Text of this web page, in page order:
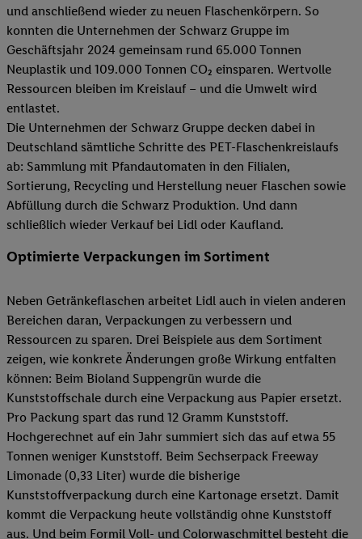
und anschließend wieder zu neuen Flaschenkörpern. So
konnten die Unternehmen der Schwarz Gruppe im
Geschäftsjahr 2024 gemeinsam rund 65.000 Tonnen
Neuplastik und 109.000 Tonnen CO₂ einsparen. Wertvolle
Ressourcen bleiben im Kreislauf – und die Umwelt wird
entlastet.
Die Unternehmen der Schwarz Gruppe decken dabei in
Deutschland sämtliche Schritte des PET-Flaschenkreislaufs
ab: Sammlung mit Pfandautomaten in den Filialen,
Sortierung, Recycling und Herstellung neuer Flaschen sowie
Abfüllung durch die Schwarz Produktion. Und dann
schließlich wieder Verkauf bei Lidl oder Kaufland.
Optimierte Verpackungen im Sortiment
Neben Getränkeflaschen arbeitet Lidl auch in vielen anderen
Bereichen daran, Verpackungen zu verbessern und
Ressourcen zu sparen. Drei Beispiele aus dem Sortiment
zeigen, wie konkrete Änderungen große Wirkung entfalten
können: Beim Bioland Suppengrün wurde die
Kunststoffschale durch eine Verpackung aus Papier ersetzt.
Pro Packung spart das rund 12 Gramm Kunststoff.
Hochgerechnet auf ein Jahr summiert sich das auf etwa 55
Tonnen weniger Kunststoff. Beim Sechserpack Freeway
Limonade (0,33 Liter) wurde die bisherige
Kunststoffverpackung durch eine Kartonage ersetzt. Damit
kommt die Verpackung heute vollständig ohne Kunststoff
aus. Und beim Formil Voll- und Colorwaschmittel besteht die